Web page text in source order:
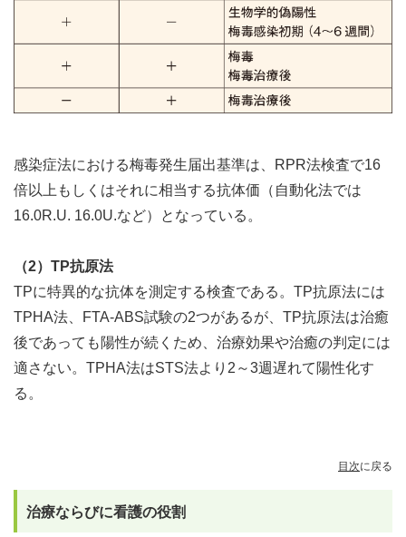
感染症法における梅毒発生届出基準は、RPR法検査で16
倍以上もしくはそれに相当する抗体価（自動化法では
16.0R.U. 16.0U.など）となっている。
（2）TP抗原法
TPに特異的な抗体を測定する検査である。TP抗原法には
TPHA法、FTA-ABS試験の2つがあるが、TP抗原法は治癒
後であっても陽性が続くため、治療効果や治癒の判定には
適さない。TPHA法はSTS法より2～3週遅れて陽性化す
る。
目次に戻る
治療ならびに看護の役割